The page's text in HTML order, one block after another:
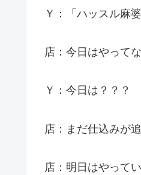
Ｙ：「ハッスル麻
店：今日はやってな
Ｙ：今日は？？？
店：まだ仕込みが
店：明日はやって